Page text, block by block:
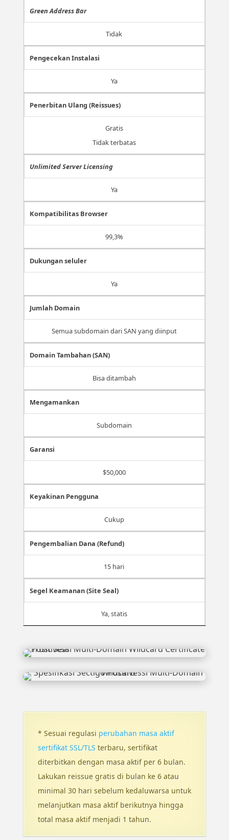
Green Address Bar
Tidak
Pengecekan Instalasi
Ya
Penerbitan Ulang (Reissues)
Gratis
Tidak terbatas
Unlimited Server Licensing
Ya
Kompatibilitas Browser
99,3%
Dukungan seluler
Ya
Jumlah Domain
Semua subdomain dari SAN yang diinput
Domain Tambahan (SAN)
Bisa ditambah
Mengamankan
Subdomain
Garansi
$50,000
Keyakinan Pengguna
Cukup
Pengembalian Dana (Refund)
15 hari
Segel Keamanan (Site Seal)
Ya, statis
* Sesuai regulasi perubahan masa aktif
sertifikat SSL/TLSterbaru, sertifikat
diterbitkan dengan masa aktif per 6 bulan.
Lakukan reissue gratis di bulan ke 6 atau
minimal 30 hari sebelum kedaluwarsa untuk
melanjutkan masa aktif berikutnya hingga
total masa aktif menjadi 1 tahun.